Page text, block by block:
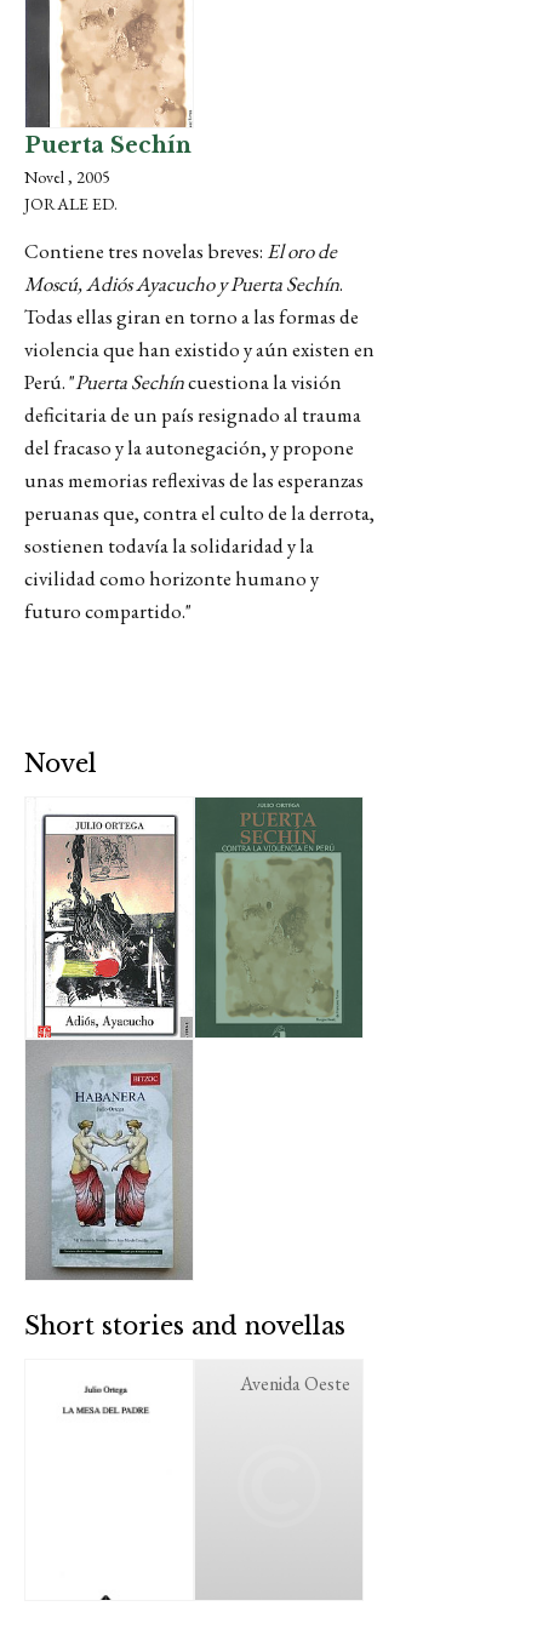
Puerta Sechín
Novel , 2005
JORALE ED.
Contiene tres novelas breves: El oro de
Moscú, Adiós Ayacucho y Puerta Sechín.
Todas ellas giran en torno a las formas de
violencia que han existido y aún existen en
Perú. "Puerta Sechíncuestiona la visión
deficitaria de un país resignado al trauma
del fracaso y la autonegación, y propone
unas memorias reflexivas de las esperanzas
peruanas que, contra el culto de la derrota,
sostienen todavía la solidaridad y la
civilidad como horizonte humano y
futuro compartido."
Novel
Short stories and novellas
Avenida Oeste